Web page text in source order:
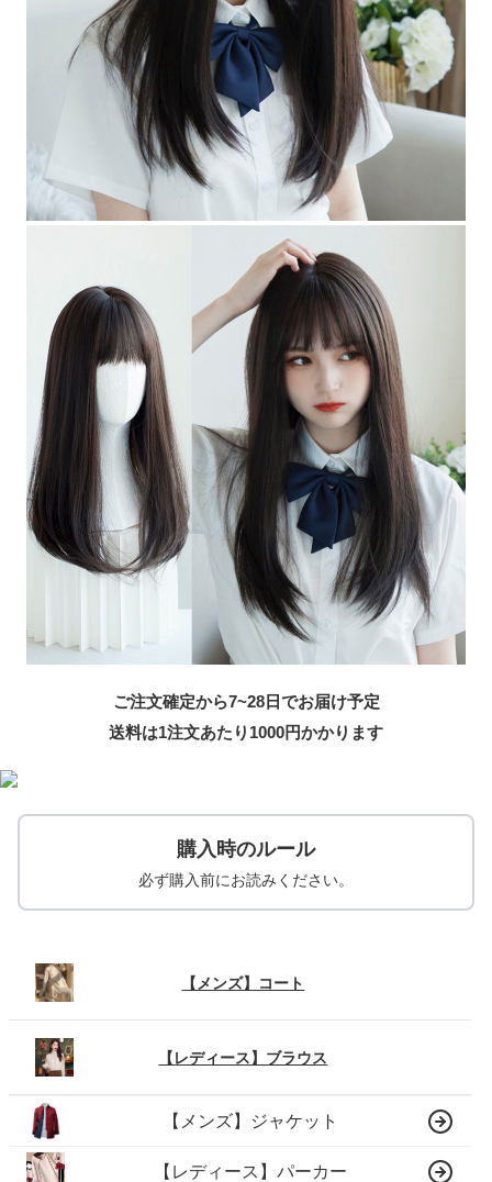
ご注文確定から7~28日でお届け予定
送料は1注文あたり 1000円かかります
購入時のルール
必ず購入前にお読みください。
【メンズ】コート
【レディース】ブラウス
【メンズ】ジャケット
【レディース】パーカー